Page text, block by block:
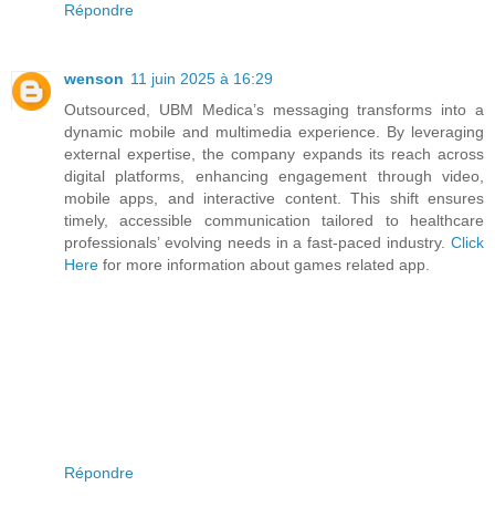
Répondre
wenson 11 juin 2025 à 16:29
Outsourced, UBM Medica’s messaging transforms into a
dynamic mobile and multimedia experience. By leveraging
external expertise, the company expands its reach across
digital platforms, enhancing engagement through video,
mobile apps, and interactive content. This shift ensures
timely, accessible communication tailored to healthcare
professionals’ evolving needs in a fast-paced industry. Click
Here for more information about games related app.
Répondre